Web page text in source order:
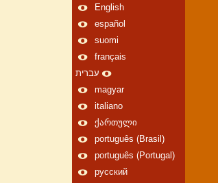
English
español
suomi
français
עברית
magyar
italiano
ქართული
português (Brasil)
português (Portugal)
русский